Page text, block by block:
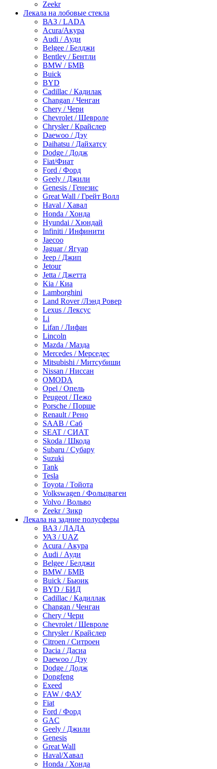
Zeekr
Лекала на лобовые стекла
ВАЗ / LADA
Acura/Акура
Audi / Ауди
Belgee / Белджи
Bentley / Бентли
BMW / БМВ
Buick
BYD
Cadillac / Кадилак
Changan / Ченган
Chery / Чери
Chevrolet / Шевроле
Chrysler / Крайслер
Daewoo / Дэу
Daihatsu / Дайхатсу
Dodge / Додж
Fiat/Фиат
Ford / Форд
Geely / Джили
Genesis / Генезис
Great Wall / Грейт Волл
Haval / Хавал
Honda / Хонда
Hyundai / Хюндай
Infiniti / Инфинити
Jaecoo
Jaguar / Ягуар
Jeep / Джип
Jetour
Jetta / Джетта
Kia / Киа
Lamborghini
Land Rover /Лэнд Ровер
Lexus / Лексус
Li
Lifan / Лифан
Lincoln
Mazda / Мазда
Mercedes / Мерседес
Mitsubishi / Митсубиши
Nissan / Ниссан
OMODA
Opel / Опель
Peugeot / Пежо
Porsche / Порше
Renault / Рено
SAAB / Саб
SEAT / СИАТ
Skoda / Шкода
Subaru / Субару
Suzuki
Tank
Tesla
Toyota / Тойота
Volkswagen / Фольцваген
Volvo / Вольво
Zeekr / Зикр
Лекала на задние полусферы
ВАЗ / ЛАДА
УАЗ / UAZ
Acura / Акура
Audi / Ауди
Belgee / Белджи
BMW / БМВ
Buick / Бьюик
BYD / БИД
Cadillac / Кадиллак
Changan / Ченган
Chery / Чери
Chevrolet / Шевроле
Chrysler / Крайслер
Citroen / Ситроен
Dacia / Дасиа
Daewoo / Дэу
Dodge / Додж
Dongfeng
Exeed
FAW / ФАУ
Fiat
Ford / Форд
GAC
Geely / Джили
Genesis
Great Wall
Haval/Хавал
Honda / Хонда